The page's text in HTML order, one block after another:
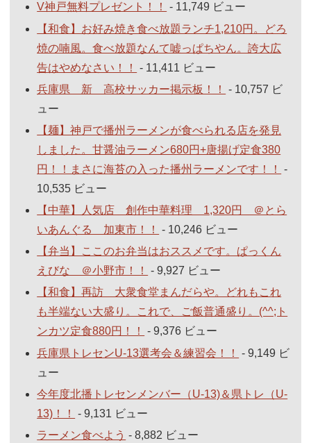
V神戸無料プレゼント！！
- 11,749 ビュー
【和食】お好み焼き食べ放題ランチ1,210円。どろ
焼の喃風。食べ放題なんて嘘っぱちやん。誇大広
告はやめなさい！！
- 11,411 ビュー
兵庫県 新 高校サッカー掲示板！！
- 10,757 ビ
ュー
【麺】神戸で播州ラーメンが食べられる店を発見
しました。甘醤油ラーメン680円+唐揚げ定食380
円！！まさに海苔の入った播州ラーメンです！！
-
10,535 ビュー
【中華】人気店 創作中華料理 1,320円 ＠とら
いあんぐる 加東市！！
- 10,246 ビュー
【弁当】ここのお弁当はおススメです。ぱっくん
えびな ＠小野市！！
- 9,927 ビュー
【和食】再訪 大衆食堂まんだらや。どれもこれ
も半端ない大盛り。これで、ご飯普通盛り。(^^;ト
ンカツ定食880円！！
- 9,376 ビュー
兵庫県トレセンU-13選考会＆練習会！！
- 9,149 ビ
ュー
今年度北播トレセンメンバー（U-13)＆県トレ（U-
13)！！
- 9,131 ビュー
ラーメン食べよう - 8,882 ビュー